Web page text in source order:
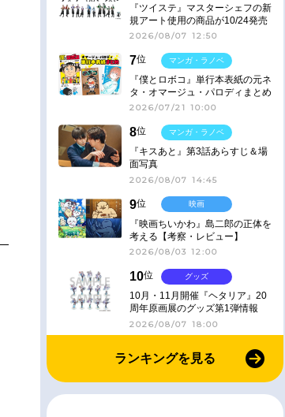
『ツイステ』マスターシェフの新
規アート使用の商品が10/24発売
2026/08/07 12:50
7位
『僕とロボコ』単行本表紙の元ネ
タ・オマージュ・パロディまとめ
2026/07/21 10:00
マンガ・ラノベ
8位
『キスあと』第3話あらすじ＆場
面写真
2026/08/07 14:45
マンガ・ラノベ
9位
『映画ちいかわ』島二郎の正体を
考える【考察・レビュー】
2026/08/03 12:00
映画
10位
10月・11月開催『ヘタリア』20
周年原画展のグッズ第1弾情報
2026/08/07 18:00
グッズ
ランキングを見る